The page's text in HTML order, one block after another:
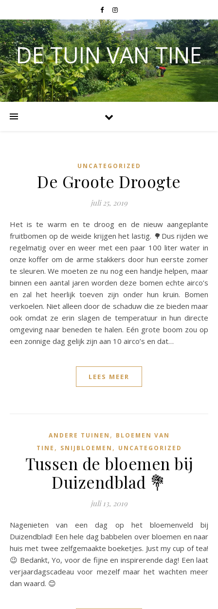
DE TUIN VAN TINE
UNCATEGORIZED
De Groote Droogte
juli 25, 2019
Het is te warm en te droog en de nieuw aangeplante
fruitbomen op de weide krijgen het lastig. 🌳Dus rijden we
regelmatig over en weer met een paar 100 liter water in
onze koffer om de arme stakkers door hun eerste zomer
te sleuren. We moeten ze nu nog een handje helpen, maar
binnen een aantal jaren worden deze bomen echte airco’s
en zal het heerlijk toeven zijn onder hun kruin. Bomen
verkoelen. Niet alleen door de schaduw die ze bieden maar
ook omdat ze erin slagen de temperatuur in hun directe
omgeving naar beneden te halen. Eén grote boom zou op
een zonnige dag gelijk zijn aan 10 airco’s en dat…
LEES MEER
ANDERE TUINEN , BLOEMEN VAN
TINE , SNIJBLOEMEN , UNCATEGORIZED
Tussen de bloemen bij
Duizendblad 💐
juli 13, 2019
Nagenieten van een dag op het bloemenveld bij
Duizendblad! Een hele dag babbelen over bloemen en naar
huis met twee zelfgemaakte boeketjes. Just my cup of tea!
😉 Bedankt, Yo, voor de fijne en inspirerende dag! Een laat
verjaardagscadeau voor mezelf maar het wachten meer
dan waard. 😊